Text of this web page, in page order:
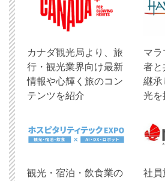
​カナダ観光局より、旅
行・観光業界向け最新
情報や心輝く旅のコン
テンツを紹介
マラ
者と
継承
光を
観光・宿泊・飲食業の
社員